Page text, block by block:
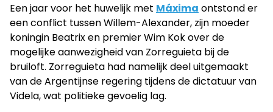
Een jaar voor het huwelijk met Máxima ontstond er
een conflict tussen Willem-Alexander, zijn moeder
koningin Beatrix en premier Wim Kok over de
mogelijke aanwezigheid van Zorreguieta bij de
bruiloft. Zorreguieta had namelijk deel uitgemaakt
van de Argentijnse regering tijdens de dictatuur van
Videla, wat politieke gevoelig lag.